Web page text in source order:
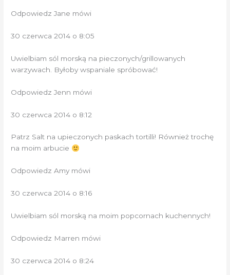
Odpowiedz Jane mówi
30 czerwca 2014 o 8:05
Uwielbiam sól morską na pieczonych/grillowanych
warzywach. Byłoby wspaniale spróbować!
Odpowiedz Jenn mówi
30 czerwca 2014 o 8:12
Patrz Salt na upieczonych paskach tortilli! Również trochę
na moim arbucie
Odpowiedz Amy mówi
30 czerwca 2014 o 8:16
Uwielbiam sól morską na moim popcornach kuchennych!
Odpowiedz Marren mówi
30 czerwca 2014 o 8:24